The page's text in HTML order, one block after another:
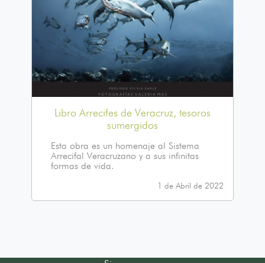
Libro Arrecifes de Veracruz, tesoros
sumergidos
Esta obra es un homenaje al Sistema
Arrecifal Veracruzano y a sus infinitas
formas de vida.
1 de Abril de 2022